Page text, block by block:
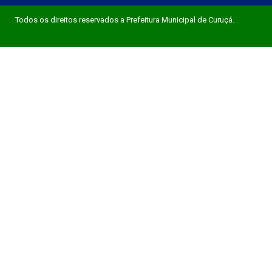
Todos os direitos reservados a Prefeitura Municipal de Curuçá.